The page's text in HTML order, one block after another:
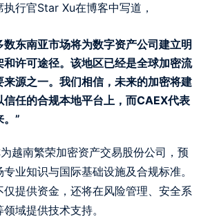
行官Star Xu在博客中写道，
数东南亚市场将为数字资产公司建立明
和许可途径。该地区已经是全球加密流
来源之一。我们相信，未来的加密将建
信任的合规本地平台上，而CAEX代表
。”
越南繁荣加密资产交易股份公司，预
业知识与国际基础设施及合规标准。
仅提供资金，还将在风险管理、安全系
域提供技术支持。